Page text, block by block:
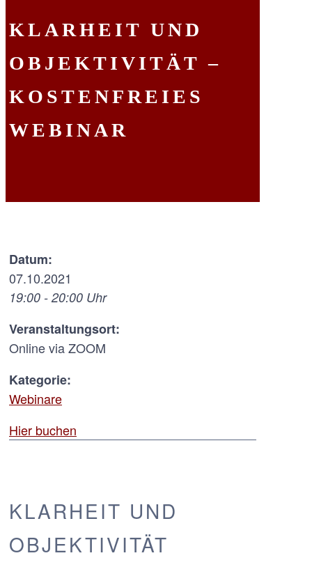
KLARHEIT UND
OBJEKTIVITÄT –
KOSTENFREIES
WEBINAR
Datum:
07.10.2021
19:00 - 20:00 Uhr
Veranstaltungsort:
Online via ZOOM
Kategorie:
Webinare
Hier buchen
KLARHEIT UND
OBJEKTIVITÄT